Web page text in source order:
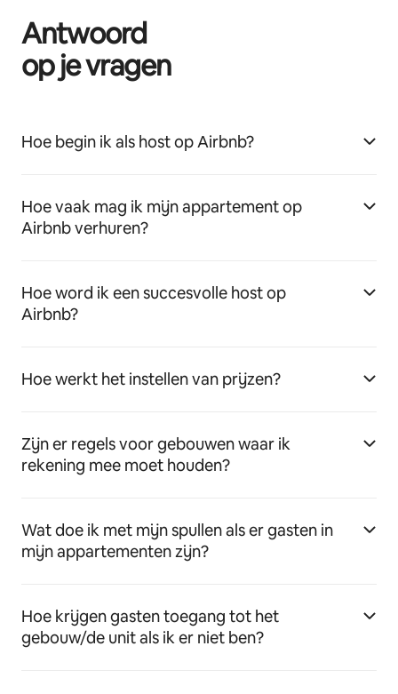
Antwoord
op je vragen
Hoe begin ik als host op Airbnb?
Hoe vaak mag ik mijn appartement op
Airbnb verhuren?
Hoe word ik een succesvolle host op
Airbnb?
Hoe werkt het instellen van prijzen?
Zijn er regels voor gebouwen waar ik
rekening mee moet houden?
Wat doe ik met mijn spullen als er gasten in
mijn appartementen zijn?
Hoe krijgen gasten toegang tot het
gebouw/de unit als ik er niet ben?